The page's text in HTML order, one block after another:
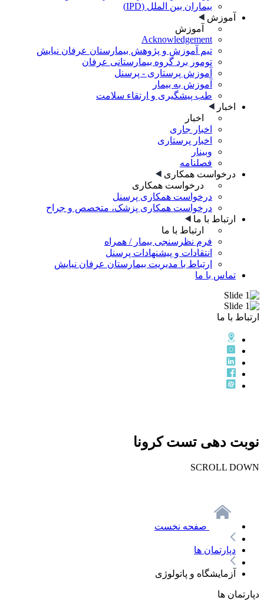
بیماران بین الملل (IPD)
آموزش
آموزش
Acknowledgement
تیم آموزش و پژوهش بیمارستان عرفان نیایش
تومور برد گروه بیمارستانی عرفان
آموزش پرستاری - پرسنل
آموزش به بیمار
طب پیشگیری و ارتقاء سلامت
اخبار
اخبار
اخبار جاری
اخبار پرستاری
وبینار
فصلنامه
درخواست همکاری
درخواست همکاری
درخواست همکاری پرسنل
درخواست همکاری پزشک، متخصص و جراح
ارتباط با ما
ارتباط با ما
فرم نظرسنجی بیمار / همراه
انتقادات و پیشنهادات پرسنل
ارتباط با مدیریت بیمارستان عرفان نیایش
تماس با ما
ارتباط با ما
نوبت دهی تست کرونا
SCROLL DOWN
صفحه نخست
دپارتمان ها
آزمایشگاه و پاتولوژی
دپارتمان ها